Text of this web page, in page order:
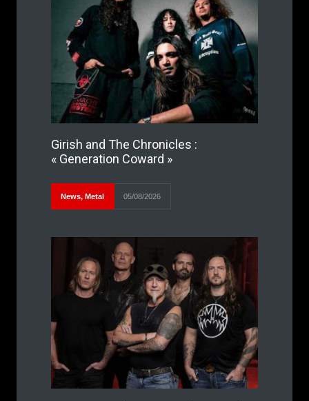
Girish and The Chronicles :
« Generation Coward »
News, Metal 05/08/2026